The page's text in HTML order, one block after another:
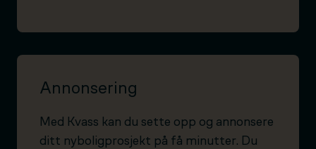
Annonsering
Med Kvass kan du sette opp og annonsere
ditt nyboligprosjekt på få minutter. Du